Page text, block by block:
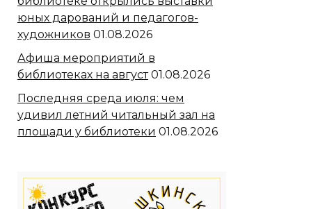
юных дарований и педагогов-
художников 01.08.2026
Афиша мероприятий в
библиотеках на август 01.08.2026
Последняя среда июля: чем
удивил летний читальный зал на
площади у библиотеки 01.08.2026